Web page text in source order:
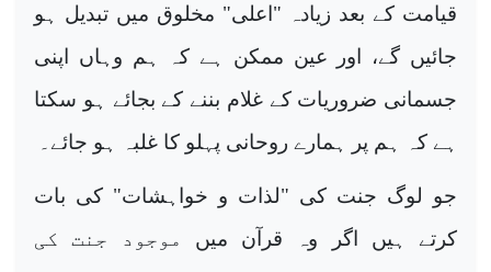
قیامت کے بعد زیادہ "اعلی" مخلوق میں تبدیل ہو
جائیں گے، اور عین ممکن ہے کہ ہم وہاں اپنی
جسمانی ضروریات کے غلام بننے کے بجائے ہو سکتا
ہے کہ ہم پر ہمارے روحانی پہلو کا غلبہ
ہو جائے۔
جو لوگ جنت کی "لذات و خواہشات" کی بات
کرتے ہیں اگر وہ قرآن میں
موجود جنت کی